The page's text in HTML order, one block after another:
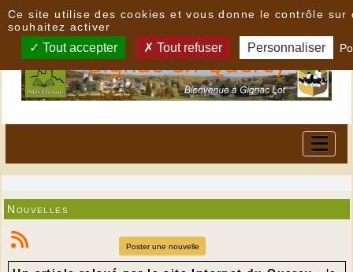
Nouvelles
Poster une nouvelle
Ce site utilise des cookies et vous donne le contrôle sur
souhaitez activer
Tout accepter Tout refuser Personnaliser